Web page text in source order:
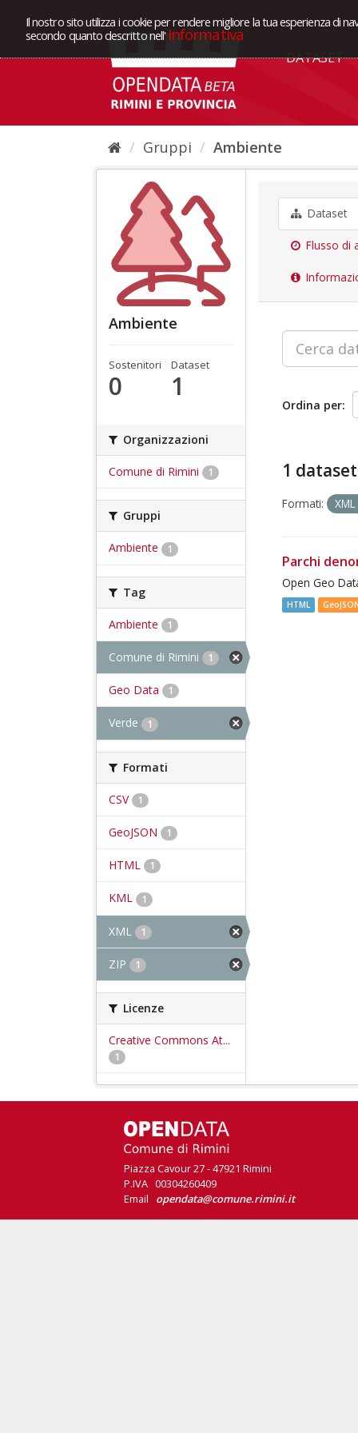
Il nostro sito utilizza i cookie per rendere migliore la tua esperienza di
secondo quanto descritto nell' Informativa
DATASET
Gruppi Ambiente
Ambiente
Sostenitori
0
Dataset
1
Organizzazioni
Comune di Rimini 1
Gruppi
Ambiente 1
Tag
Ambiente 1
Comune di Rimini 1
Geo Data 1
Verde 1
Formati
CSV 1
GeoJSON 1
HTML 1
KML 1
XML 1
ZIP 1
Licenze
Creative Commons At...
1
Dataset
Flusso di
Ordina per
1
Formati: XML
Parchi
Open Geo
HTML
Piazza Cavour 27 - 47921 Rimini
P.IVA 00304260409
Email opendata@comune.rimini.it